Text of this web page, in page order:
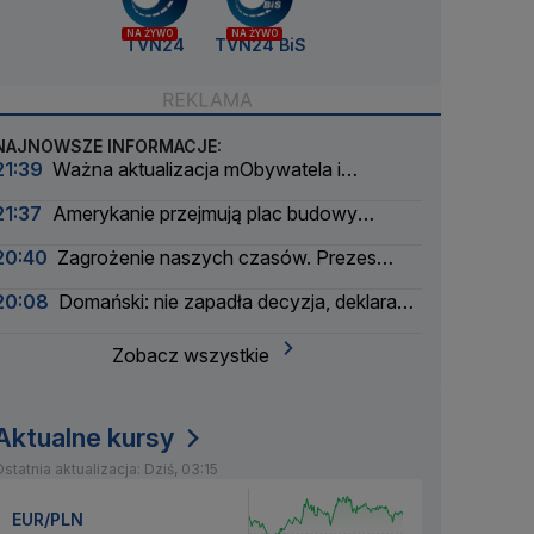
NA ŻYWO
TVN24
NA ŻYWO
TVN24 BiS
INFORMACJE:
Ważna aktualizacja mObywatela i
Amerykanie przejmują plac budowy
Zagrożenie naszych czasów. Prezes
Domański: nie zapadła decyzja, deklaracja
Zobacz wszystkie
kursy
aktualizacja: Dziś, 03:15
EUR/PLN